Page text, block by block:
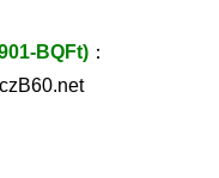
BQFt) ：